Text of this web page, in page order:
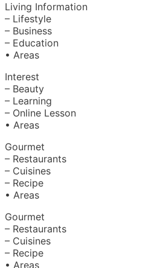
Living Information
– Lifestyle
– Business
– Education
• Areas
Interest
– Beauty
– Learning
– Online Lesson
• Areas
Gourmet
– Restaurants
– Cuisines
– Recipe
• Areas
Gourmet
– Restaurants
– Cuisines
– Recipe
• Areas